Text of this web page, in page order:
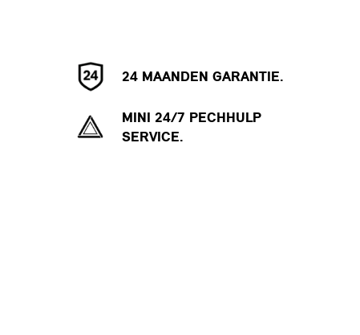
24 MAANDEN GARANTIE.
MINI 24/7 PECHHULP
SERVICE.